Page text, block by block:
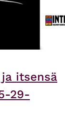
itsensä
29-